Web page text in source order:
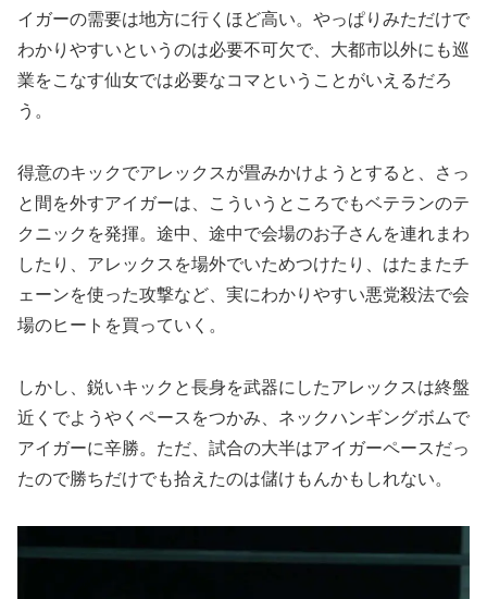
イガーの需要は地方に行くほど高い。やっぱりみただけで
わかりやすいというのは必要不可欠で、大都市以外にも巡
業をこなす仙女では必要なコマということがいえるだろ
う。
得意のキックでアレックスが畳みかけようとすると、さっ
と間を外すアイガーは、こういうところでもベテランのテ
クニックを発揮。途中、途中で会場のお子さんを連れまわ
したり、アレックスを場外でいためつけたり、はたまたチ
ェーンを使った攻撃など、実にわかりやすい悪党殺法で会
場のヒートを買っていく。
しかし、鋭いキックと長身を武器にしたアレックスは終盤
近くでようやくペースをつかみ、ネックハンギングボムで
アイガーに辛勝。ただ、試合の大半はアイガーペースだっ
たので勝ちだけでも拾えたのは儲けもんかもしれない。